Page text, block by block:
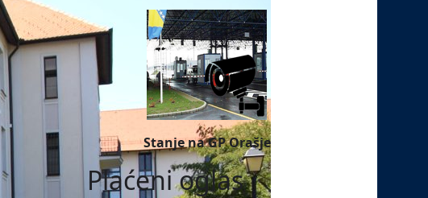
Stanje na GP Orašje
Plaćeni oglas